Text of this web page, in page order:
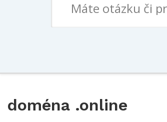
doména .online